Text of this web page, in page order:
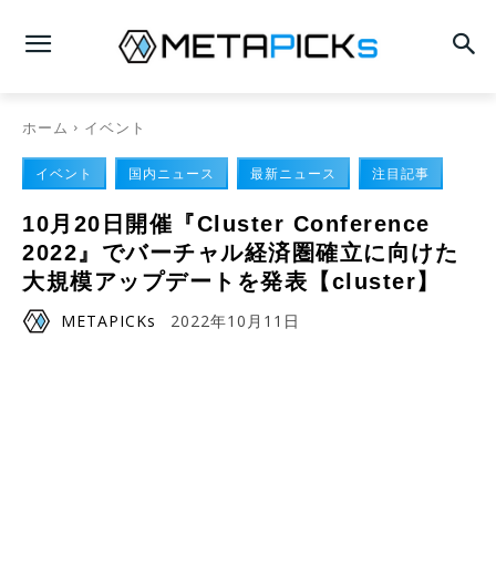
ホーム イベント
イベント 国内ニュース 最新ニュース 注目記事
10月20日開催『Cluster Conference
2022』でバーチャル経済圏確立に向けた
大規模アップデートを発表【cluster】
METAPICKs 2022年10月11日